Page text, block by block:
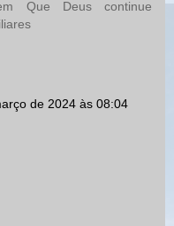
Que Deus continue
de 2024 às 08:04